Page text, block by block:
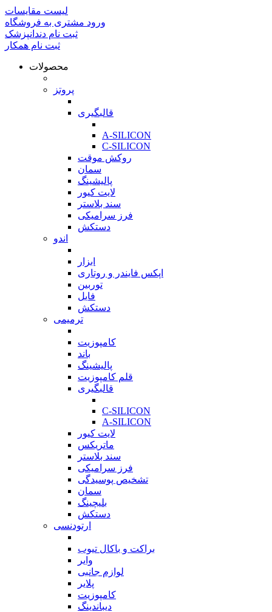
لیست مقایسات
ورود مشتری به فروشگاه
ثبت نام دندانپزشک
ثبت نام همکار
محصولات
پروتز
قالبگیری
A-SILICON
C-SILICON
روکش موقت
سمان
پالیشینگ
لایت کیور
سند بلاستر
فرز سرامیکی
دستکش
اندو
ابزار
اپکس فایندر و روتاری
توربین
فایل
دستکش
ترمیمی
کامپوزیت
باند
پالیشینگ
قلم کامپوزیت
قالبگیری
C-SILICON
A-SILICON
لایت کیور
ماتریکس
سند بلاستر
فرز سرامیکی
تشخیص پوسیدگی
سمان
بلیچینگ
دستکش
ارتودنسی
براکت و باکال تیوب
وایر
لوازم جانبی
پلایر
کامپوزیت
دیباندینگ